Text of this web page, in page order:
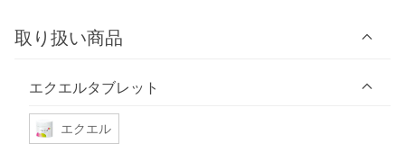
取り扱い商品
エクエルタブレット
エクエル